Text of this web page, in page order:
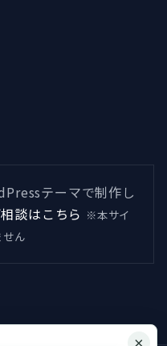
テーマで制作し
談はこちら ※本サイ
せん